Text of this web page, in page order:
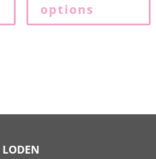
plusieurs
options
LODEN